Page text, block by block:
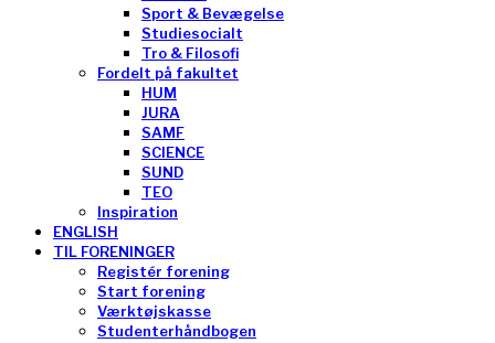
Sport & Bevægelse
Studiesocialt
Tro & Filosofi
Fordelt på fakultet
HUM
JURA
SAMF
SCIENCE
SUND
TEO
Inspiration
ENGLISH
TIL FORENINGER
Registér forening
Start forening
Værktøjskasse
Studenterhåndbogen